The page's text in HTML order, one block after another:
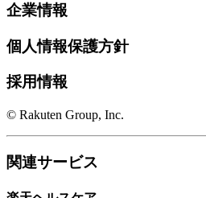
企業情報
個人情報保護方針
採用情報
© Rakuten Group, Inc.
関連サービス